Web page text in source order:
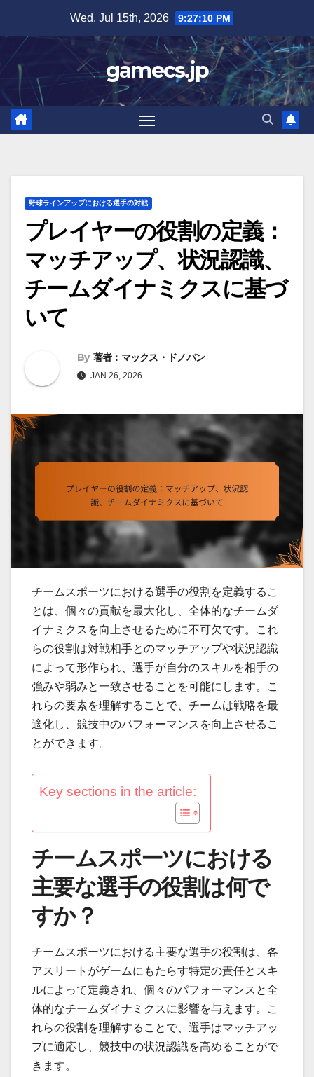
content
Wed. Jul 15th, 2026 9:27:11 PM
gamecs.jp
野球ラインアップにおける選手の対戦
プレイヤーの役割の定義：
マッチアップ、状況認識、
チームダイナミクスに基づ
いて
By 著者：マックス・ドノバン
JAN 26, 2026
チームスポーツにおける選手の役割を定義するこ
とは、個々の貢献を最大化し、全体的なチームダ
イナミクスを向上させるために不可欠です。これ
らの役割は対戦相手とのマッチアップや状況認識
によって形作られ、選手が自分のスキルを相手の
強みや弱みと一致させることを可能にします。こ
れらの要素を理解することで、チームは戦略を最
適化し、競技中のパフォーマンスを向上させるこ
とができます。
Key sections in the article:
チームスポーツにおける
主要な選手の役割は何で
すか？
チームスポーツにおける主要な選手の役割は、各
アスリートがゲームにもたらす特定の責任とスキ
ルによって定義され、個々のパフォーマンスと全
体的なチームダイナミクスに影響を与えます。こ
れらの役割を理解することで、選手はマッチアッ
プに適応し、競技中の状況認識を高めることがで
きます。